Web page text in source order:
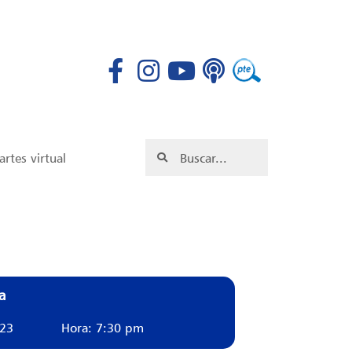
virtual
Hora: 7:30 pm